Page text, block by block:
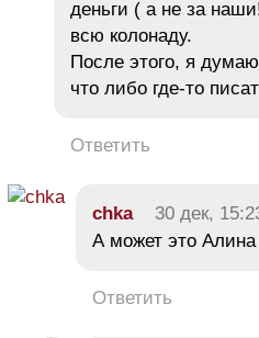
деньги ( а не за
всю колонаду.
После этого, я
что либо где-то
Ответить
chka 30 дек,
А может это
Ответить